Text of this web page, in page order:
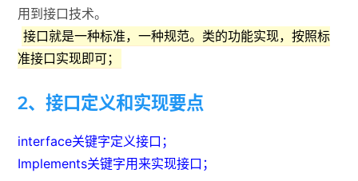
用到接口技术。
接口就是一种标准，一种规范。类的功能实现，按照标
准接口实现即可；
2、接口定义和实现要点
interface关键字定义接口；
Implements关键字用来实现接口；